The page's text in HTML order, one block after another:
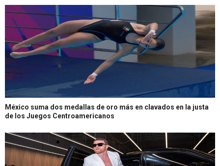
México suma dos medallas de oro más en clavados en la justa
de los Juegos Centroamericanos